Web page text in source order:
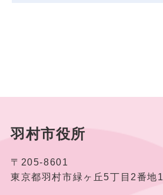
羽村市役所
〒205-8601
東京都羽村市緑ヶ丘5丁目2番地1